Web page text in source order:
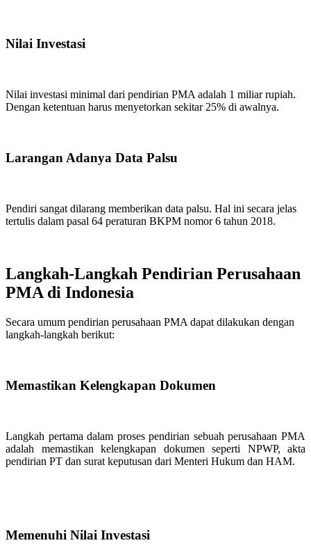
Nilai Investasi
Nilai investasi minimal dari pendirian PMA adalah 1 miliar rupiah.
Dengan ketentuan harus menyetorkan sekitar 25% di awalnya.
Larangan Adanya Data Palsu
Pendiri sangat dilarang memberikan data palsu. Hal ini secara jelas
tertulis dalam pasal 64 peraturan BKPM nomor 6 tahun 2018.
Langkah-Langkah Pendirian Perusahaan
PMA di Indonesia
Secara umum pendirian perusahaan PMA dapat dilakukan dengan
langkah-langkah berikut:
Memastikan Kelengkapan Dokumen
Langkah pertama dalam proses pendirian sebuah perusahaan PMA
adalah memastikan kelengkapan dokumen seperti NPWP, akta
pendirian PT dan surat keputusan dari Menteri Hukum dan HAM.
Memenuhi Nilai Investasi